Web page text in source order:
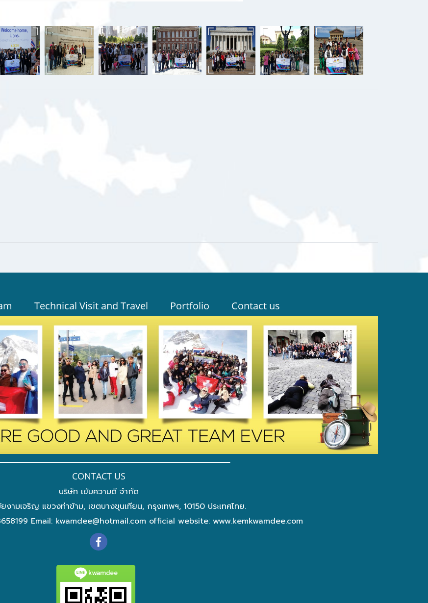
Technical Visit and Travel Portfolio Contact us
CONTACT US
บริษัท เข้มความดี จำกัด
งามเจริญ แขวงท่าข้าม, เขตบางขุนเทียน, กรุงเทพฯ, 10150 ประเทศไทย.
Email: kwamdee@hotmail.com official website: www.kemkwamdee.com
kwamdee